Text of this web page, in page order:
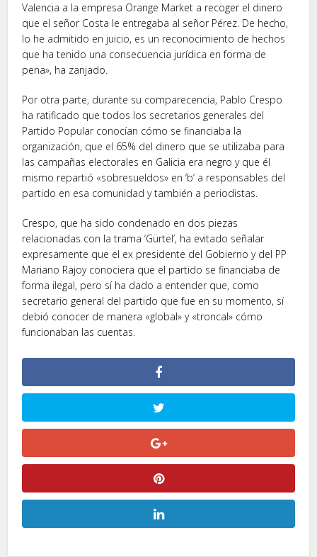
Valencia a la empresa Orange Market a recoger el dinero
que el señor Costa le entregaba al señor Pérez. De hecho,
lo he admitido en juicio, es un reconocimiento de hechos
que ha tenido una consecuencia jurídica en forma de
pena», ha zanjado.
Por otra parte, durante su comparecencia, Pablo Crespo
ha ratificado que todos los secretarios generales del
Partido Popular conocían cómo se financiaba la
organización, que el 65% del dinero que se utilizaba para
las campañas electorales en Galicia era negro y que él
mismo repartió «sobresueldos» en ‘b’ a responsables del
partido en esa comunidad y también a periodistas.
Crespo, que ha sido condenado en dos piezas
relacionadas con la trama ‘Gürtel’, ha evitado señalar
expresamente que el ex presidente del Gobierno y del PP
Mariano Rajoy conociera que el partido se financiaba de
forma ilegal, pero sí ha dado a entender que, como
secretario general del partido que fue en su momento, sí
debió conocer de manera «global» y «troncal» cómo
funcionaban las cuentas.